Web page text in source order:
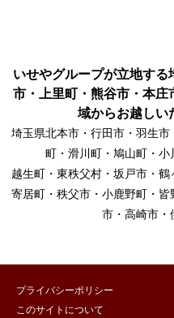
いせやグループが立地す
市・上里町・熊谷市・本
域からお越しい
埼玉県北本市・行田市・羽生
町・滑川町・鳩山町・
越生町・東秩父村・坂戸市・
寄居町・秩父市・小鹿野町・
市・高崎市・
プライバシーポリシー
このサイトについて